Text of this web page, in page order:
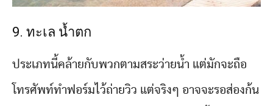
9. ทะเล น้ำตก
ประเภทนี้คล้ายกับพวกตามสระว่ายน้ำ แต่มักจะถือ
โทรศัพท์ทำฟอร์มไว้ถ่ายวิว แต่จริงๆ อาจจะรอส่องก้น